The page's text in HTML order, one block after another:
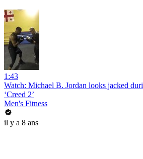
1:43
Watch: Michael B. Jordan looks jacked
‘Creed 2’
Men's Fitness
il y a 8 ans